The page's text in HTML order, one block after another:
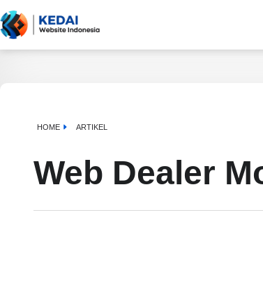
HOME ARTIKEL
Web Dealer